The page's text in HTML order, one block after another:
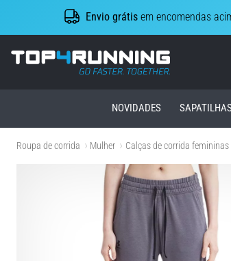
Envio grátis em encomendas
Top4Running.pt
NOVIDADES SAPATILHAS
Roupa de corrida Mulher Calças de corrida femininas